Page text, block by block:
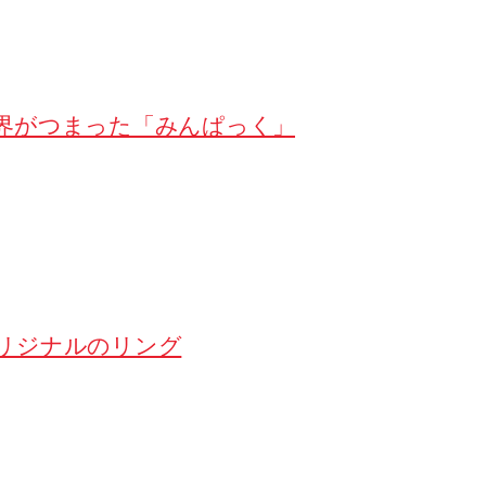
がつまった「みんぱっく」
ジナルのリング